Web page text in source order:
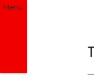
Menu